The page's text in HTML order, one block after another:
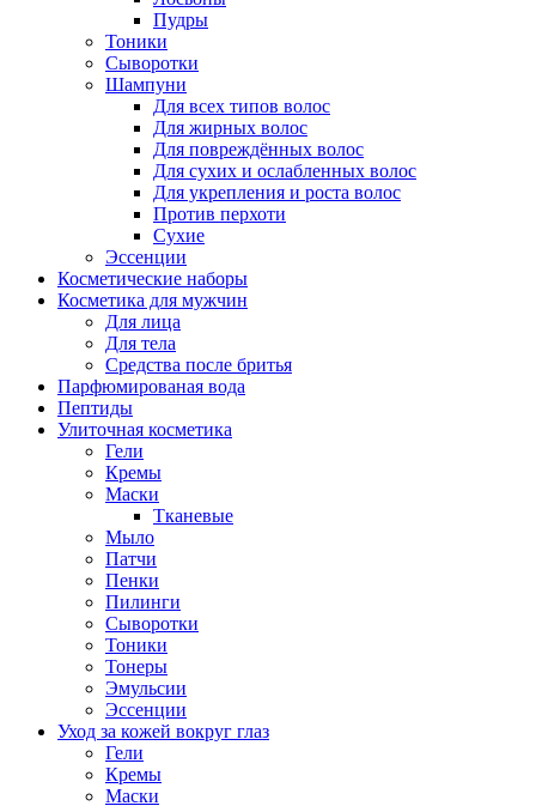
Пудры
Тоники
Сыворотки
Шампуни
Для всех типов волос
Для жирных волос
Для повреждённых волос
Для сухих и ослабленных волос
Для укрепления и роста волос
Против перхоти
Сухие
Эссенции
Косметические наборы
Косметика для мужчин
Для лица
Для тела
Средства после бритья
Парфюмированая вода
Пептиды
Улиточная косметика
Гели
Кремы
Маски
Тканевые
Мыло
Патчи
Пенки
Пилинги
Сыворотки
Тоники
Тонеры
Эмульсии
Эссенции
Уход за кожей вокруг глаз
Гели
Кремы
Маски